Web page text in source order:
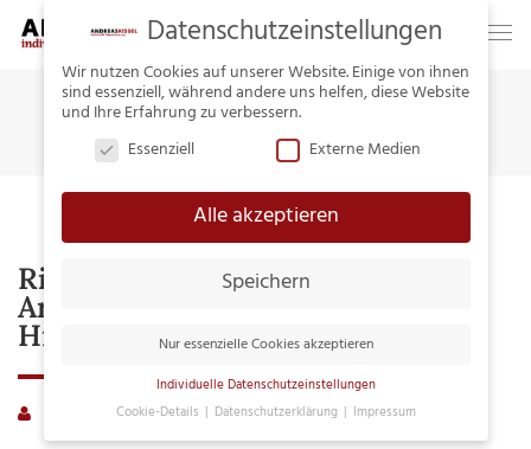
Home Tag:Tod
Risikovoranfrage –
Arbeitskraftabsicherung Trotz
Hindernissen
andreaskissel Merkurist 0 Comments
Datenschutzeinstellungen
Wir nutzen Cookies auf unserer Website. Einige von ihnen
sind essenziell, während andere uns helfen, diese Website
und Ihre Erfahrung zu verbessern.
Essenziell
Externe Medien
Alle akzeptieren
Speichern
Nur essenzielle Cookies akzeptieren
Individuelle Datenschutzeinstellungen
Cookie-Details
Datenschutzerklärung Impressum
Datenschutzeinstellungen